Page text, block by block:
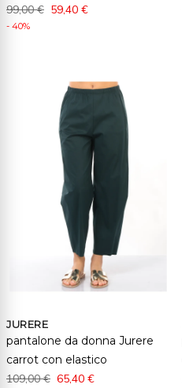
99,00 € 59,40 €
- 40%
JURERE
pantalone da donna Jurere
carrot con elastico
109,00 € 65,40 €